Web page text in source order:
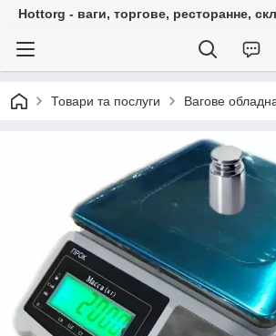
Hottorg - ваги, торгове, ресторанне,
Товари та послуги Вагове